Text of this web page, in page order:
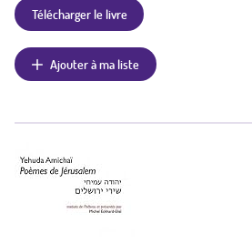
Télécharger le livre
Ajouter à ma liste